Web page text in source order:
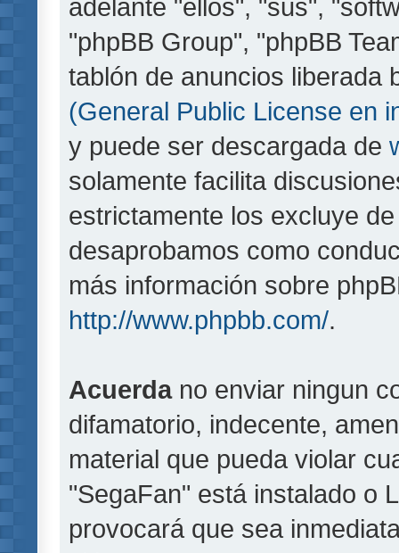
adelante "ellos", "sus",
"phpBB Group", "phpBB
tablón de anuncios liberada
(General Public License en
y puede ser descargada de
solamente facilita
estrictamente los excluye
desaprobamos como
más información sobre
http://www.phpbb.com/.
Acuerdano enviar ningun
difamatorio, indecente,
material que pueda violar
"SegaFan" está instalado o
provocará que sea